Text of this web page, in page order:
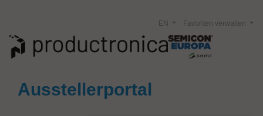
Ausstellerportal
Favoriten verwalten
EN